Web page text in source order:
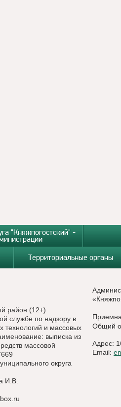
"Княжпогостский" -
Территориальные органы
район (12+)
службе по надзору в
и массовых
выписка из
массовой
округа
И.В.
Общий
Адрес:
Email: